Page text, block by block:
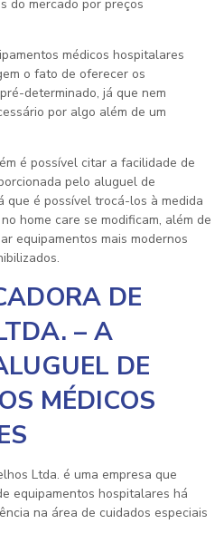
do mercado por preços
médicos hospitalares
o fato de oferecer os
determinado, já que nem
por algo além de um
é possível citar a facilidade de
pelo aluguel de
que é possível trocá-los à medida
home care se modificam, além de
equipamentos mais modernos
DE
– A
DE
MÉDICOS
Ltda. é uma empresa que
equipamentos hospitalares há
na área de cuidados especiais